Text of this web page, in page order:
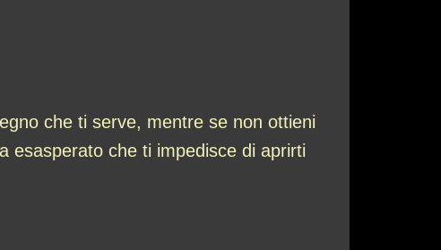
che ti serve, mentre se non ottieni
esasperato che ti impedisce di aprirti